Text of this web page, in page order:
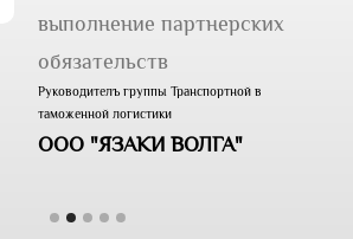
выполнение партнерских
обязательств
Руководителъ группы Транспортной в
таможенной логистики
ООО "ЯЗАКИ ВОЛГА"